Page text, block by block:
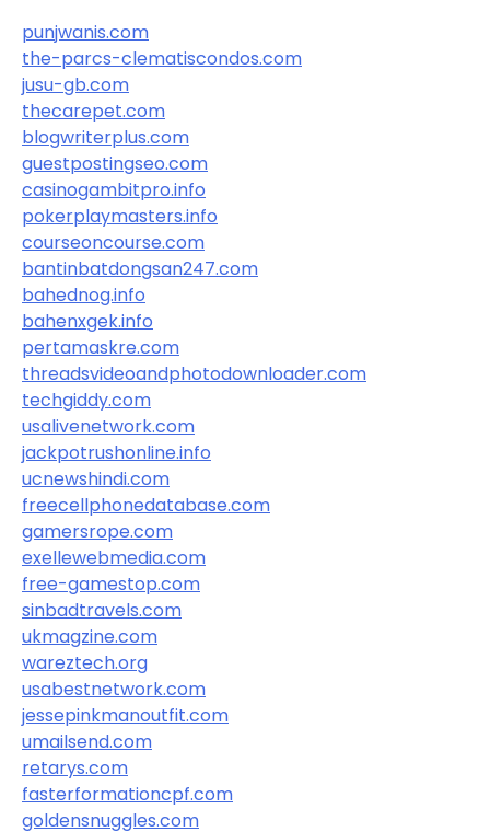
punjwanis.com
the-parcs-clematiscondos.com
jusu-gb.com
thecarepet.com
blogwriterplus.com
guestpostingseo.com
casinogambitpro.info
pokerplaymasters.info
courseoncourse.com
bantinbatdongsan247.com
bahednog.info
bahenxgek.info
pertamaskre.com
threadsvideoandphotodownloader.com
techgiddy.com
usalivenetwork.com
jackpotrushonline.info
ucnewshindi.com
freecellphonedatabase.com
gamersrope.com
exellewebmedia.com
free-gamestop.com
sinbadtravels.com
ukmagzine.com
wareztech.org
usabestnetwork.com
jessepinkmanoutfit.com
umailsend.com
retarys.com
fasterformationcpf.com
goldensnuggles.com